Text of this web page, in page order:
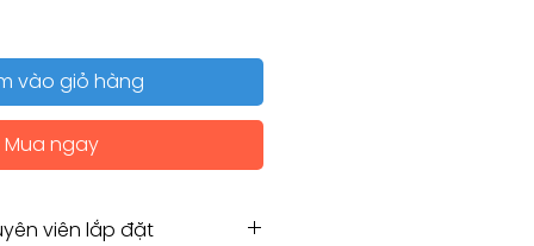
vào giỏ hàng
Mua ngay
viên lắp đặt